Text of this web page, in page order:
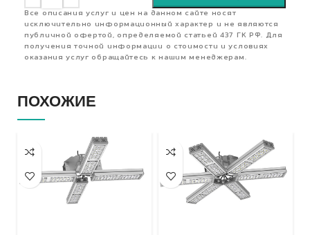
Все описания услуг и цен на данном сайте носят
исключительно информационный характер и не являются
публичной офертой, определяемой статьей 437 ГК РФ. Для
получения точной информации о стоимости и условиях
оказания услуг обращайтесь к нашим менеджерам.
ПОХОЖИЕ